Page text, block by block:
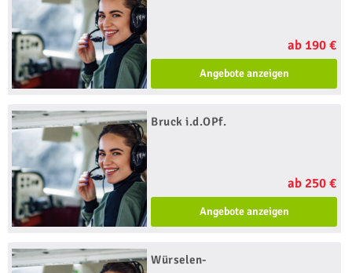
ab 190 €
Angebote anzeigen
Bruck i.d.OPf.
ab 250 €
Angebote anzeigen
Würselen-